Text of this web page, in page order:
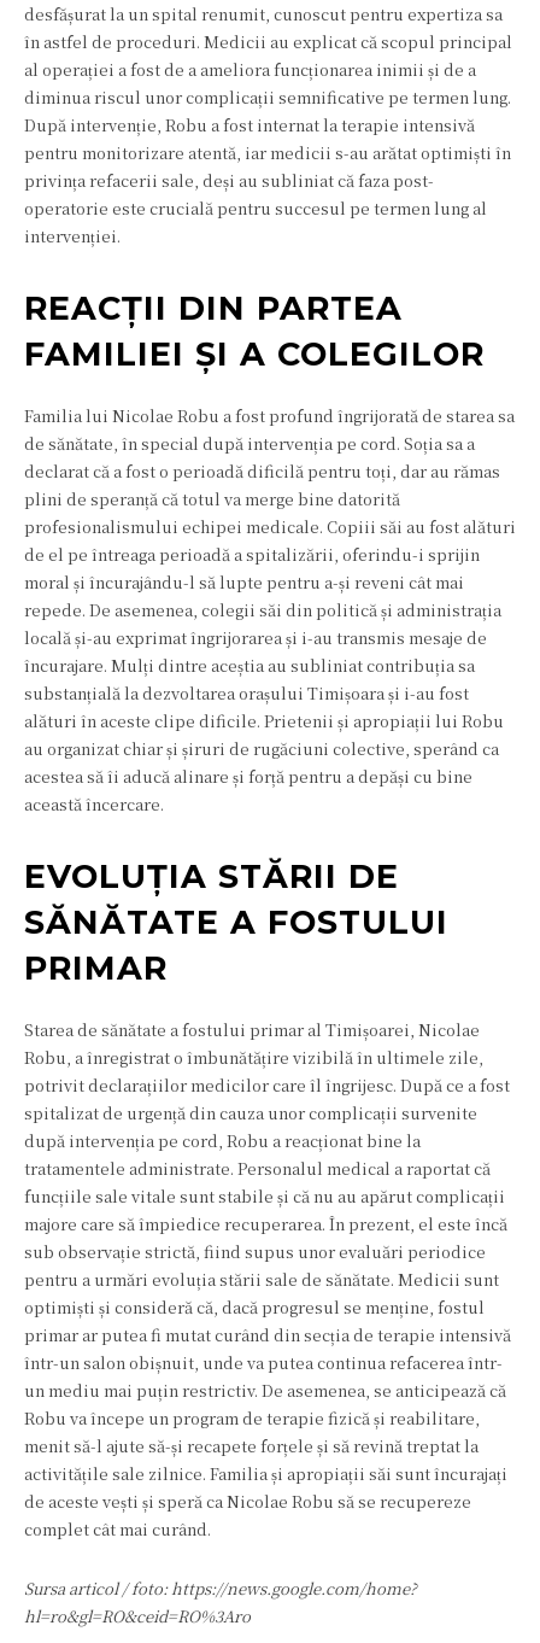
desfășurat la un spital renumit, cunoscut pentru expertiza sa
în astfel de proceduri. Medicii au explicat că scopul principal
al operației a fost de a ameliora funcționarea inimii și de a
diminua riscul unor complicații semnificative pe termen lung.
După intervenție, Robu a fost internat la terapie intensivă
pentru monitorizare atentă, iar medicii s-au arătat optimiști în
privința refacerii sale, deși au subliniat că faza post-
operatorie este crucială pentru succesul pe termen lung al
intervenției.
REACȚII DIN PARTEA
FAMILIEI ȘI A COLEGILOR
Familia lui Nicolae Robu a fost profund îngrijorată de starea sa
de sănătate, în special după intervenția pe cord. Soția sa a
declarat că a fost o perioadă dificilă pentru toți, dar au rămas
plini de speranță că totul va merge bine datorită
profesionalismului echipei medicale. Copiii săi au fost alături
de el pe întreaga perioadă a spitalizării, oferindu-i sprijin
moral și încurajându-l să lupte pentru a-și reveni cât mai
repede. De asemenea, colegii săi din politică și administrația
locală și-au exprimat îngrijorarea și i-au transmis mesaje de
încurajare. Mulți dintre aceștia au subliniat contribuția sa
substanțială la dezvoltarea orașului Timișoara și i-au fost
alături în aceste clipe dificile. Prietenii și apropiații lui Robu
au organizat chiar și șiruri de rugăciuni colective, sperând ca
acestea să îi aducă alinare și forță pentru a depăși cu bine
această încercare.
EVOLUȚIA STĂRII DE
SĂNĂTATE A FOSTULUI
PRIMAR
Starea de sănătate a fostului primar al Timișoarei, Nicolae
Robu, a înregistrat o îmbunătățire vizibilă în ultimele zile,
potrivit declarațiilor medicilor care îl îngrijesc. După ce a fost
spitalizat de urgență din cauza unor complicații survenite
după intervenția pe cord, Robu a reacționat bine la
tratamentele administrate. Personalul medical a raportat că
funcțiile sale vitale sunt stabile și că nu au apărut complicații
majore care să împiedice recuperarea. În prezent, el este încă
sub observație strictă, fiind supus unor evaluări periodice
pentru a urmări evoluția stării sale de sănătate. Medicii sunt
optimiști și consideră că, dacă progresul se menține, fostul
primar ar putea fi mutat curând din secția de terapie intensivă
într-un salon obișnuit, unde va putea continua refacerea într-
un mediu mai puțin restrictiv. De asemenea, se anticipează că
Robu va începe un program de terapie fizică și reabilitare,
menit să-l ajute să-și recapete forțele și să revină treptat la
activitățile sale zilnice. Familia și apropiații săi sunt încurajați
de aceste vești și speră ca Nicolae Robu să se recupereze
complet cât mai curând.
Sursa articol / foto: https://news.google.com/home?
hl=ro&gl=RO&ceid=RO%3Aro